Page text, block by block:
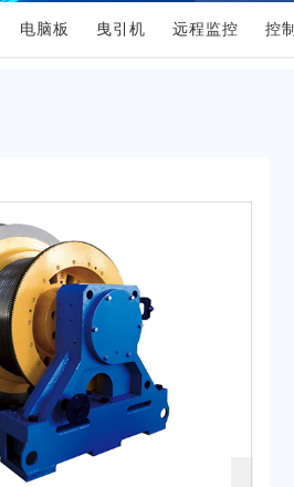
电脑板 曳引机 远程监控 控